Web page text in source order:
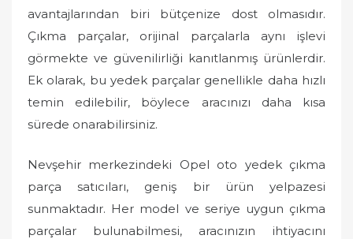
avantajlarından biri bütçenize dost olmasıdır.
Çıkma parçalar, orijinal parçalarla aynı işlevi
görmekte ve güvenilirliği kanıtlanmış ürünlerdir.
Ek olarak, bu yedek parçalar genellikle daha hızlı
temin edilebilir, böylece aracınızı daha kısa
sürede onarabilirsiniz.
Nevşehir merkezindeki Opel oto yedek çıkma
parça satıcıları, geniş bir ürün yelpazesi
sunmaktadır. Her model ve seriye uygun çıkma
parçalar bulunabilmesi, aracınızın ihtiyacını